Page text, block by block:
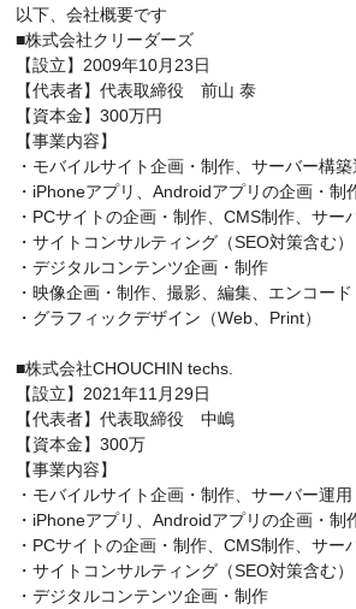
以下、会社概要です
■株式会社クリーダーズ
【設立】2009年10月23日
【代表者】代表取締役 前山 泰
【資本金】300万円
【事業内容】
・モバイルサイト企画・制作、サーバー構築
・iPhoneアプリ、Androidアプリの企画・制
・PCサイトの企画・制作、CMS制作、サー
・サイトコンサルティング（SEO対策含む）
・デジタルコンテンツ企画・制作
・映像企画・制作、撮影、編集、エンコード
・グラフィックデザイン（Web、Print）
■株式会社CHOUCHIN techs.
【設立】2021年11月29日
【代表者】代表取締役 中嶋
【資本金】300万
【事業内容】
・モバイルサイト企画・制作、サーバー運用
・iPhoneアプリ、Androidアプリの企画・制
・PCサイトの企画・制作、CMS制作、サー
・サイトコンサルティング（SEO対策含む）
・デジタルコンテンツ企画・制作